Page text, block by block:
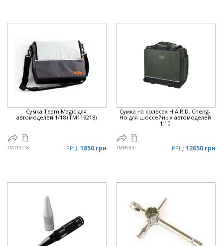
Сумка Team Magic для
автомоделей 1/18 (TM119218)
TM119218 РРЦ: 1850 грн
Сумка на колесах H.A.R.D. Cheng-
Ho для шоссейных автомоделей
1:10
TMH9031 РРЦ: 12650 грн